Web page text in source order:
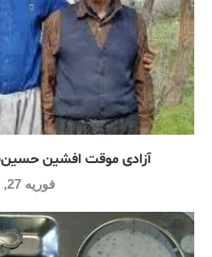
آزادی موقت افشین
فوریه 27, 2025